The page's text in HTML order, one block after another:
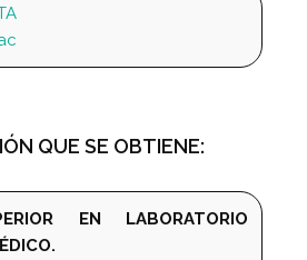
QUE SE OBTIENE:
EN LABORATORIO